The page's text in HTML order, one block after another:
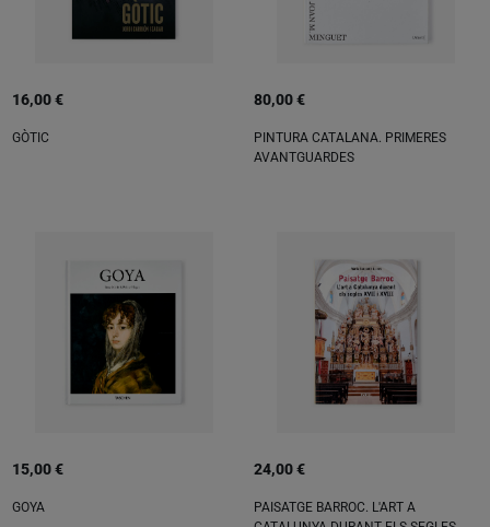
16,00 €
GÒTIC
80,00 €
PINTURA CATALANA. PRIMERES
AVANTGUARDES
15,00 €
GOYA
24,00 €
PAISATGE BARROC. L'ART A